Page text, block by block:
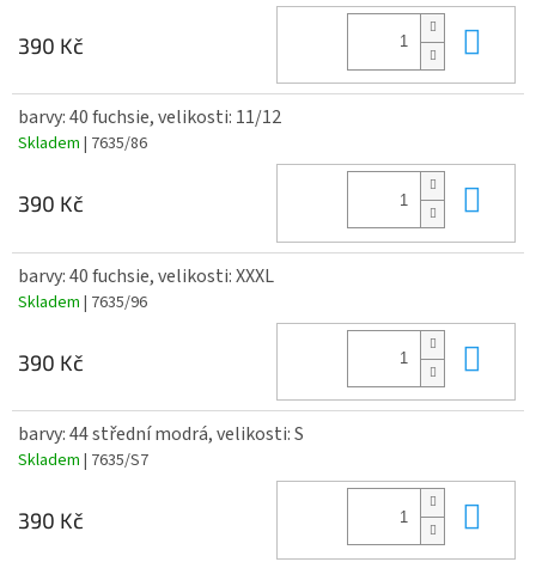
390 Kč
barvy: 40 fuchsie, velikosti: 11/12
Skladem | 7635/86
390 Kč
barvy: 40 fuchsie, velikosti: XXXL
Skladem | 7635/96
390 Kč
barvy: 44 střední modrá, velikosti: S
Skladem | 7635/S7
390 Kč